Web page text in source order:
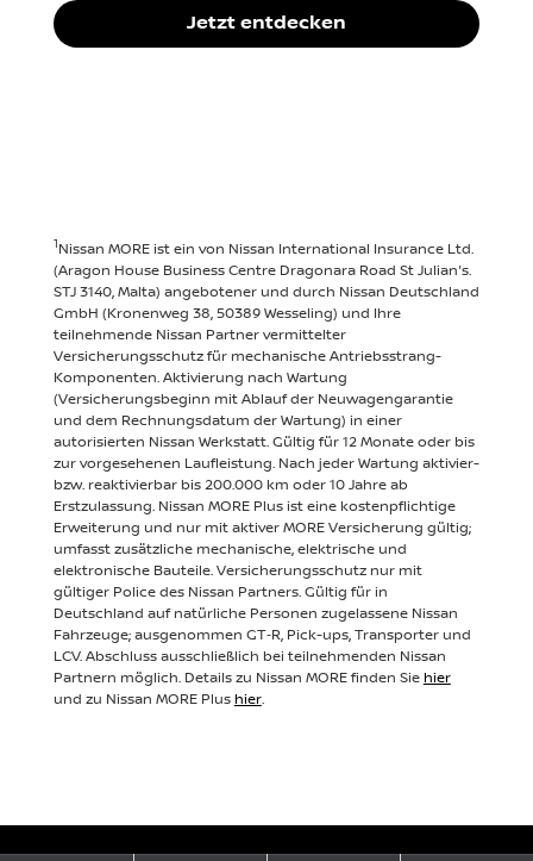
Jetzt entdecken
1Nissan MORE ist ein von Nissan International Insurance Ltd.
(Aragon House Business Centre Dragonara Road St Julian's.
STJ 3140, Malta) angebotener und durch Nissan Deutschland
GmbH (Kronenweg 38, 50389 Wesseling) und Ihre
teilnehmende Nissan Partner vermittelter
Versicherungsschutz für mechanische Antriebsstrang-
Komponenten. Aktivierung nach Wartung
(Versicherungsbeginn mit Ablauf der Neuwagengarantie
und dem Rechnungsdatum der Wartung) in einer
autorisierten Nissan Werkstatt. Gültig für 12 Monate oder bis
zur vorgesehenen Laufleistung. Nach jeder Wartung aktivier-
bzw. reaktivierbar bis 200.000 km oder 10 Jahre ab
Erstzulassung. Nissan MORE Plus ist eine kostenpflichtige
Erweiterung und nur mit aktiver MORE Versicherung gültig;
umfasst zusätzliche mechanische, elektrische und
elektronische Bauteile. Versicherungsschutz nur mit
gültiger Police des Nissan Partners. Gültig für in
Deutschland auf natürliche Personen zugelassene Nissan
Fahrzeuge; ausgenommen GT‑R, Pick-ups, Transporter und
LCV. Abschluss ausschließlich bei teilnehmenden Nissan
Partnern möglich. Details zu Nissan MORE finden Sie hier
und zu Nissan MORE Plus hier.